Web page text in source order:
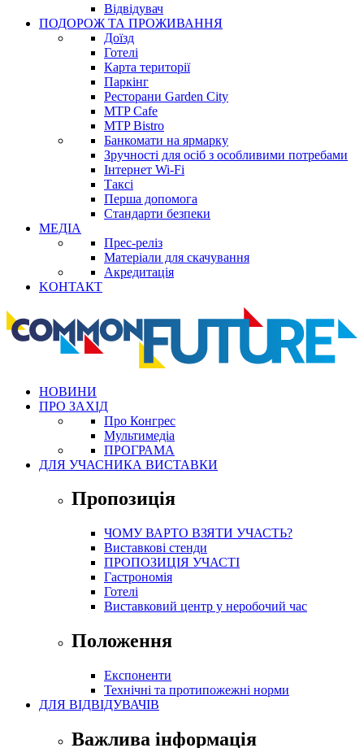
Відвідувач
ПОДОРОЖ ТА ПРОЖИВАННЯ
Доїзд
Готелі
Карта території
Паркінг
Ресторани Garden City
MTP Cafe
MTP Bistro
Банкомати на ярмарку
Зручності для осіб з особливими потребами
Інтернет Wi-Fi
Таксі
Перша допомога
Стандарти безпеки
МЕДІА
Прес-реліз
Матеріали для скачування
Акредитація
KОНТАКТ
НОВИНИ
ПРО ЗАХІД
Про Конгрес
Mультимедіа
ПРОГРАМА
ДЛЯ УЧАСНИКА ВИСТАВКИ
Пропозиція
ЧОМУ ВАРТО ВЗЯТИ УЧАСТЬ?
Виставкові стенди
ПРОПОЗИЦІЯ УЧАСТІ
Гастрономія
Готелі
Виставковий центр у неробочий час
Положення
Експоненти
Технічні та протипожежні норми
ДЛЯ ВІДВІДУВАЧІВ
Важлива інформація